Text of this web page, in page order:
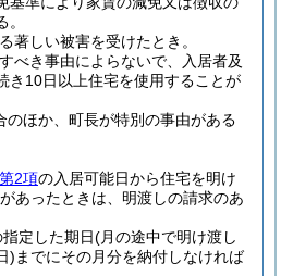
著しい被害を受けたとき。
べき事由によらないで、入居者及
き10日以上住宅を使用することが
のほか、町長が特別の事由がある
2項の入居可能日から住宅を明け
あったときは、明渡しの請求のあ
定した期日(月の途中で明け渡し
) までにその月分を納付しなければ